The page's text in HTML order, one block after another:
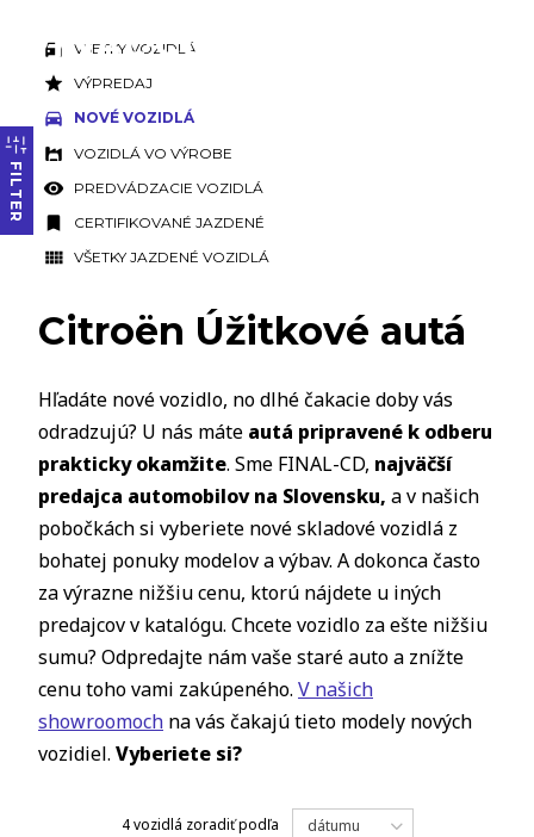
FILTER
VŠETKY VOZIDLÁ
VÝPREDAJ
NOVÉ VOZIDLÁ
VOZIDLÁ VO VÝROBE
PREDVÁDZACIE VOZIDLÁ
CERTIFIKOVANÉ JAZDENÉ
VŠETKY JAZDENÉ VOZIDLÁ
Citroën Úžitkové autá
Hľadáte nové vozidlo, no dlhé čakacie doby vás
odradzujú? U nás máte autá pripravené k odberu
prakticky okamžite. Sme FINAL-CD, najväčší
predajca automobilov na Slovensku, a v našich
pobočkách si vyberiete nové skladové vozidlá z
bohatej ponuky modelov a výbav. A dokonca často
za výrazne nižšiu cenu, ktorú nájdete u iných
predajcov v katalógu. Chcete vozidlo za ešte nižšiu
sumu? Odpredajte nám vaše staré auto a znížte
cenu toho vami zakúpeného. V našich
showroomoch na vás čakajú tieto modely nových
vozidiel. Vyberiete si?
4 vozidlá zoradiť podľa dátumu